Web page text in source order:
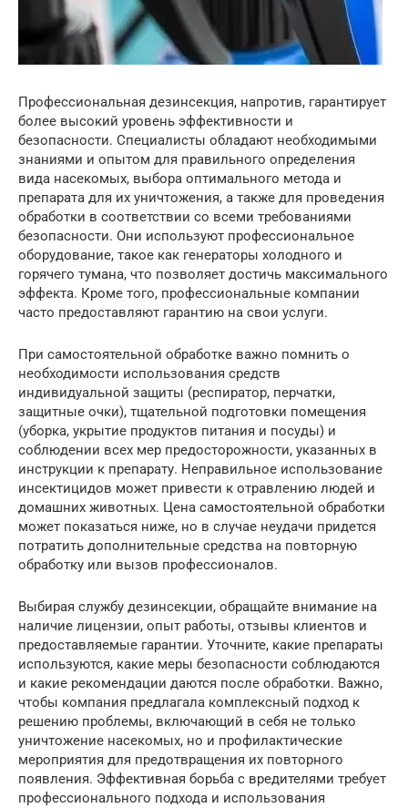
Профессиональная дезинсекция, напротив, гарантирует
более высокий уровень эффективности и
безопасности. Специалисты обладают необходимыми
знаниями и опытом для правильного определения
вида насекомых, выбора оптимального метода и
препарата для их уничтожения, а также для проведения
обработки в соответствии со всеми требованиями
безопасности. Они используют профессиональное
оборудование, такое как генераторы холодного и
горячего тумана, что позволяет достичь максимального
эффекта. Кроме того, профессиональные компании
часто предоставляют гарантию на свои услуги.
При самостоятельной обработке важно помнить о
необходимости использования средств
индивидуальной защиты (респиратор, перчатки,
защитные очки), тщательной подготовки помещения
(уборка, укрытие продуктов питания и посуды) и
соблюдении всех мер предосторожности, указанных в
инструкции к препарату. Неправильное использование
инсектицидов может привести к отравлению людей и
домашних животных. Цена самостоятельной обработки
может показаться ниже, но в случае неудачи придется
потратить дополнительные средства на повторную
обработку или вызов профессионалов.
Выбирая службу дезинсекции, обращайте внимание на
наличие лицензии, опыт работы, отзывы клиентов и
предоставляемые гарантии. Уточните, какие препараты
используются, какие меры безопасности соблюдаются
и какие рекомендации даются после обработки. Важно,
чтобы компания предлагала комплексный подход к
решению проблемы, включающий в себя не только
уничтожение насекомых, но и профилактические
мероприятия для предотвращения их повторного
появления. Эффективная борьба с вредителями требует
профессионального подхода и использования